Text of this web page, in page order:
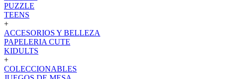
PUZZLE
TEENS
+
ACCESORIOS Y BELLEZA
PAPELERIA CUTE
KIDULTS
+
COLECCIONABLES